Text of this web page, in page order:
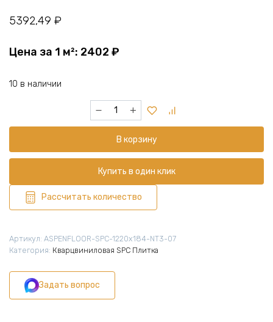
5392,49 ₽
Цена за 1 м²: 2402 ₽
10 в наличии
Количество
товара
плитка
SPC
1220х184х5,5
мм,
10
шт
м2),
Нейчерел
Дуб
Версаль
4V,
В корзину
Купить в один клик
Рассчитать количество
Артикул: ASPENFLOOR-SPC-1220х184-NT3-07
Категория: Кварцвиниловая SPC Плитка
Задать вопрос